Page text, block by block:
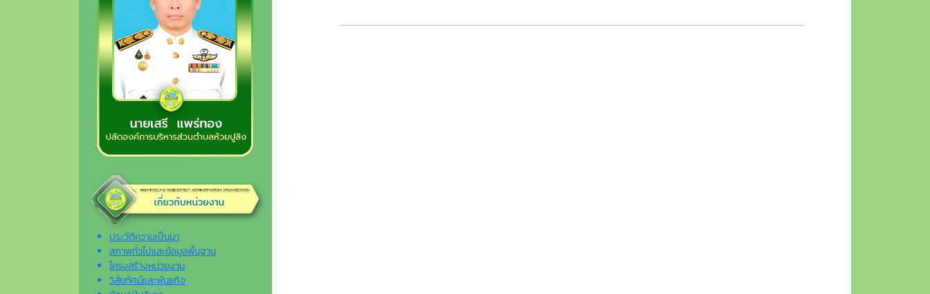
ประวัติความเป็นมา
สภาพทั่วไปและข้อมูลพื้นฐาน
โครงสร้างหน่วยงาน
วิสัยทัศน์และพันธกิจ
กำนันทุกชนิดจาก
ปฏิเสธการรับของ